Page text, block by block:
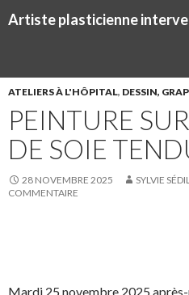
Artiste plasticienne
ATELIERS À L'HÔPITAL, DESSIN,
PEINTURE
DE SOIE
28 NOVEMBRE 2025 SYLVIE
COMMENTAIRE
a
a
r
Mardi 25 novembre 2025